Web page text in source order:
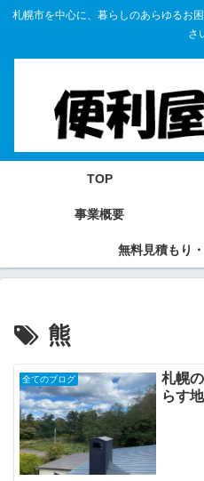
札幌市を中心に、暮らしのあらゆるお
さ
TOP
事業概要
無料見積もり
熊
全てのブログ
札幌
らす